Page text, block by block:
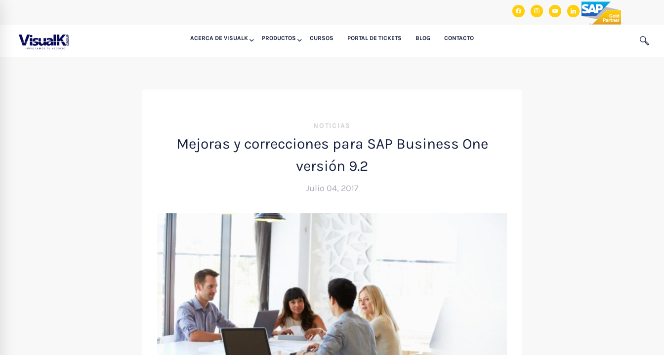
facebookinstagram
youtubelinkedin
ACERCA DE VISUALK PRODUCTOS CURSOS PORTAL DE TICKETS BLOG CONTACTO
NOTICIAS
Mejoras y correcciones para SAP Business One
versión 9.2
Julio 04, 2017